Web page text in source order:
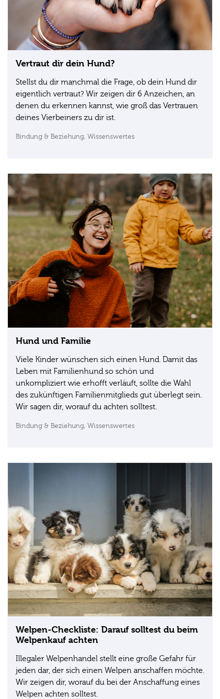
Vertraut dir dein Hund?
Stellst du dir manchmal die Frage, ob dein Hund dir
eigentlich vertraut? Wir zeigen dir 6 Anzeichen, an
denen du erkennen kannst, wie groß das Vertrauen
deines Vierbeiners zu dir ist.
Bindung & Beziehung, Wissenswertes
Hund und Familie
Viele Kinder wünschen sich einen Hund. Damit das
Leben mit Familienhund so schön und
unkompliziert wie erhofft verläuft, sollte die Wahl
des zukünftigen Familienmitglieds gut überlegt sein.
Wir sagen dir, worauf du achten solltest.
Bindung & Beziehung, Wissenswertes
Welpen-Checkliste: Darauf solltest du beim
Welpenkauf achten
Illegaler Welpenhandel stellt eine große Gefahr für
jeden dar, der sich einen Welpen anschaffen möchte.
Wir zeigen dir, worauf du bei der Anschaffung eines
Welpen achten solltest.